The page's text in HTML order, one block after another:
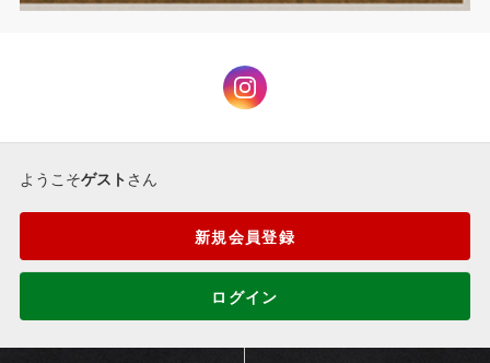
ようこそゲスト さん
新規会員登録
ログイン